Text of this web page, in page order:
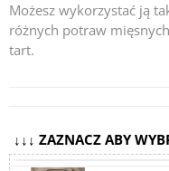
Możesz wykorzystać ją
różnych potraw
tart.
↓↓↓ ZAZNACZ ABY